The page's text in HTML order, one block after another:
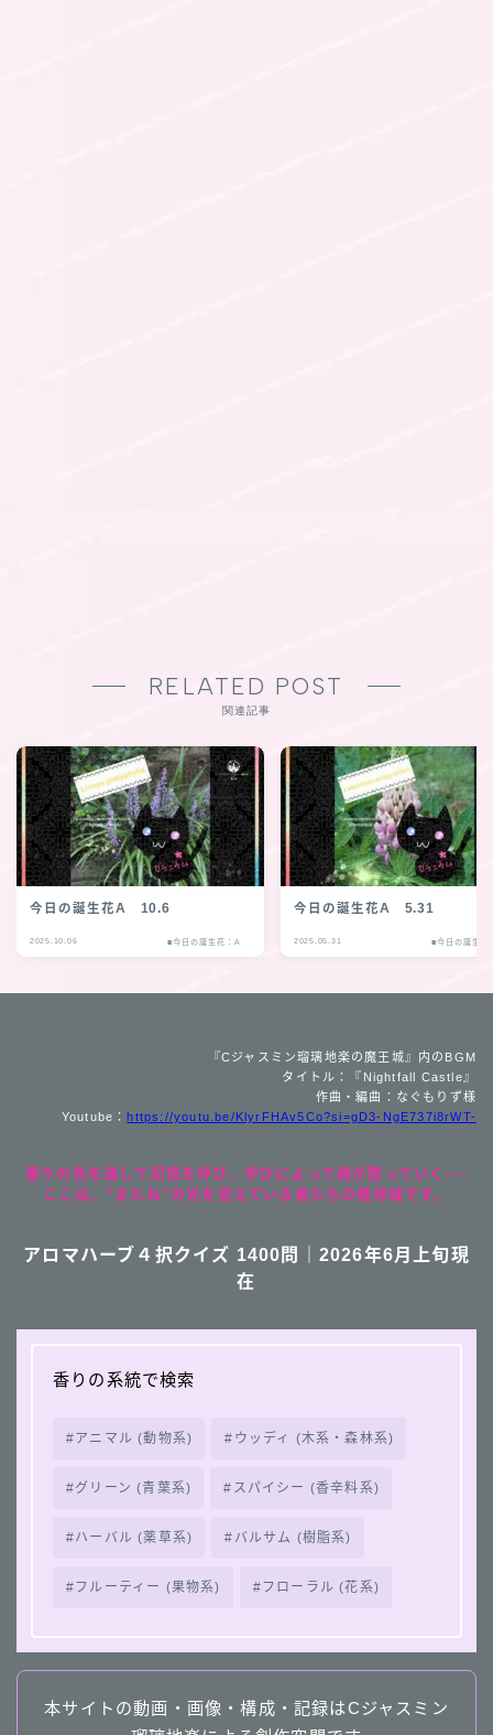
RELATED POST
関連記事
今日の誕生花A 10.6
2025.10.06 ■今日の誕生花：A
今日の誕生花A 5.31
2025.05.31 ■今日の誕生花
『Cジャスミン瑠璃地楽の魔王城』内のBGM
タイトル：『Nightfall Castle』
作曲・編曲：なぐもりず様
Youtube：https://youtu.be/KlyrFHAv5Co?si=gD3-NgE737i8rWT-
香りの色を通して記憶を呼び、学びによって魂が整っていく──
ここは、“またね”の光を覚えている者たちの魔導城です。
アロマハーブ４択クイズ 1400問｜2026年6月上旬現
在
香りの系統で検索
アニマル (動物系) ウッディ (木系・森林系)
グリーン (青葉系) スパイシー (香辛料系)
ハーバル (薬草系) バルサム (樹脂系)
フルーティー (果物系) フローラル (花系)
本サイトの動画・画像・構成・記録はCジャスミン